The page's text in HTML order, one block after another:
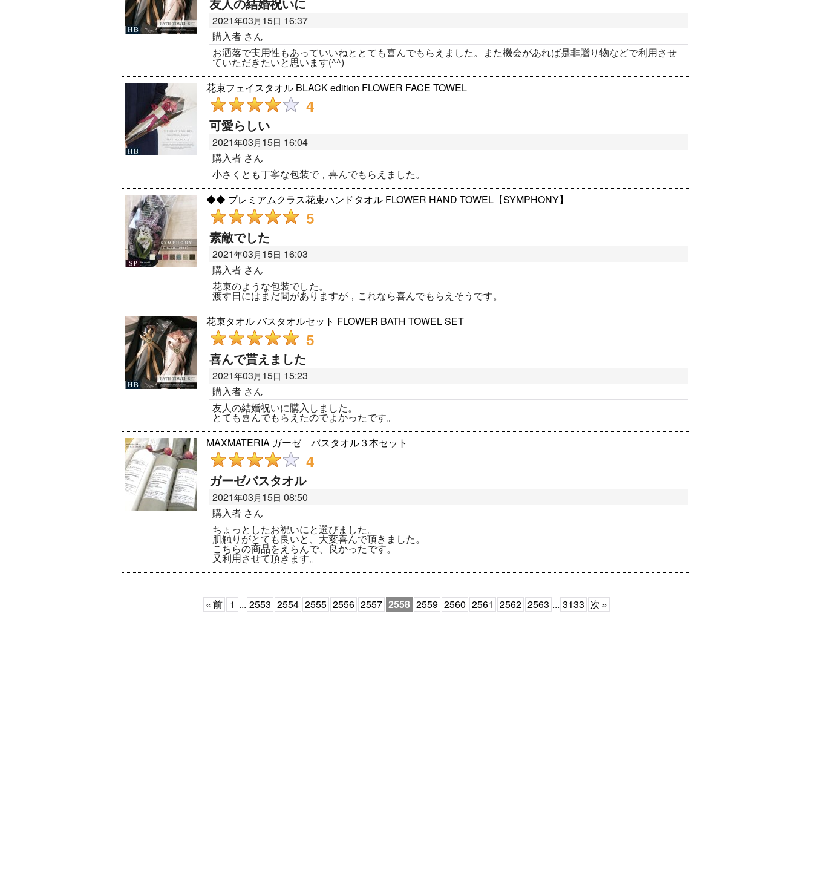
友人の結婚祝いに
2021年03月 15日 16:37
購入者 さん
お洒落で実用性もあっていいねととても喜んでもらえました。また機会があれば是非贈り物などで利用させ
ていただきたいと思います(^^)
花束フェイスタオル BLACK edition FLOWER FACE TOWEL
4
可愛らしい
2021年03月 15日 16:04
購入者 さん
小さくとも丁寧な包装で，喜んでもらえました。
◆◆ プレミアムクラス花束ハンドタオル FLOWER HAND TOWEL【SYMPHONY】
5
素敵でした
2021年03月 15日 16:03
購入者 さん
花束のような包装でした。
渡す日にはまだ間がありますが，これなら喜んでもらえそうです。
花束タオル バスタオルセット FLOWER BATH TOWEL SET
5
喜んで貰えました
2021年03月 15日 15:23
購入者 さん
友人の結婚祝いに購入しました。
とても喜んでもらえたのでよかったです。
MAXMATERIA ガーゼ バスタオル３本セット
4
ガーゼバスタオル
2021年03月 15日 08:50
購入者 さん
ちょっとしたお祝いにと選びました。
肌触りがとても良いと、大変喜んで頂きました。
こちらの商品をえらんで、良かったです。
又利用させて頂きます。
«前 1 ... 2553 2554 2555 2556 2557 2558 2559 2560 2561 2562 2563 ... 3133 次 »